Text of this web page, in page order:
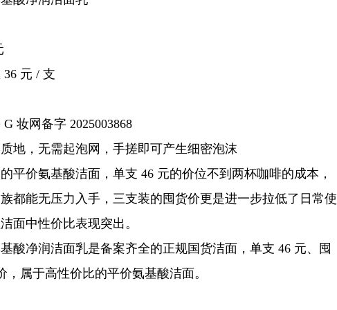
元 / 支
妆网备字 2025003868
地，无需起泡网，手搓即可产生细密泡沫
平价氨基酸洁面，单支 46 元的价位不到两杯咖啡的成本，
都能无压力入手，三支装的囤货价更是进一步拉低了日常使
面中性价比表现突出。
酸净润洁面乳是备案齐全的正规国货洁面，单支 46 元、囤
，属于高性价比的平价氨基酸洁面。